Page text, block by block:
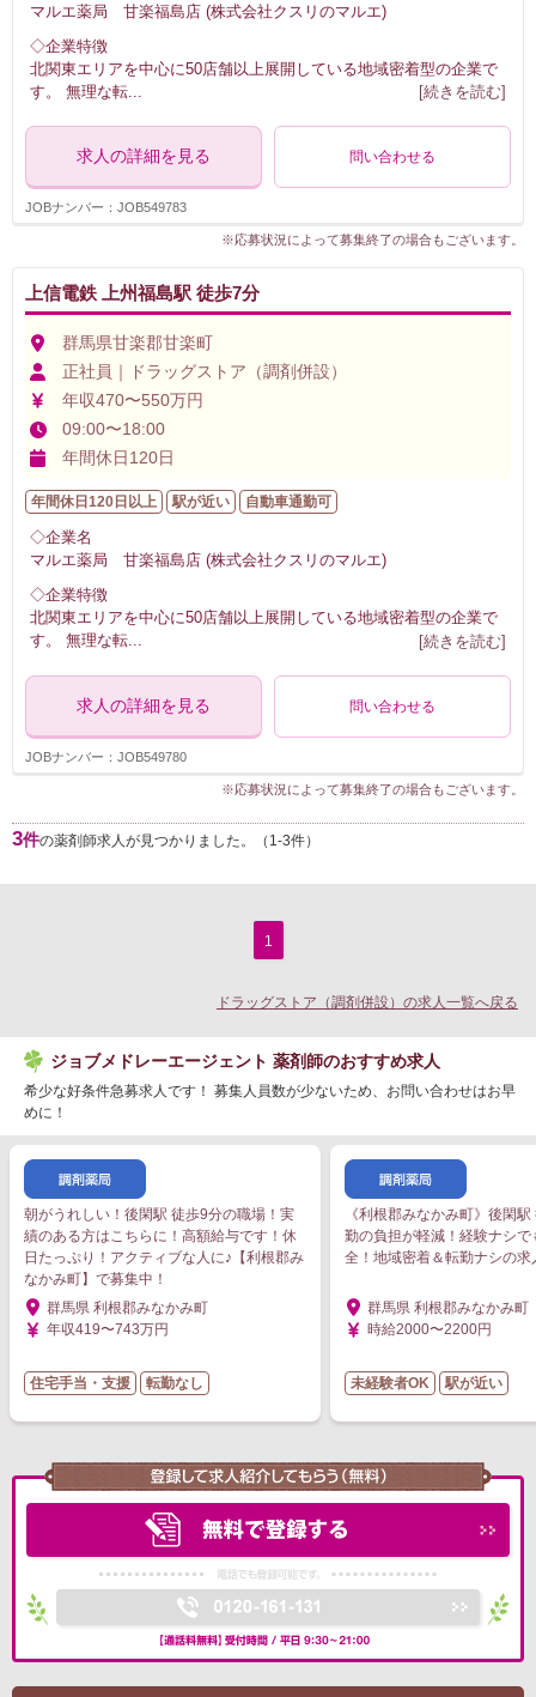
マルエ薬局 甘楽福島店 (株式会社クスリのマルエ)
◇企業特徴
北関東エリアを中心に50店舗以上展開している地域密着型の企業で
す。 無理な転
[続きを読む]
求人の詳細を見る 問い合わせる
JOBナンバー：JOB549783
※応募状況によって募集終了の場合もございます。
上信電鉄 上州福島駅 徒歩7分
群馬県甘楽郡甘楽町
正社員｜ドラッグストア（調剤併設）
年収470〜550万円
09:00〜18:00
年間休日120日
年間休日120日以上 駅が近い 自動車通勤可
◇企業名
マルエ薬局 甘楽福島店 (株式会社クスリのマルエ)
◇企業特徴
北関東エリアを中心に50店舗以上展開している地域密着型の企業で
す。 無理な転... [続きを読む]
求人の詳細を見る 問い合わせる
JOBナンバー：JOB549780
※応募状況によって募集終了の場合もございます。
3件の薬剤師求人が見つかりました。（1-3件）
1
ドラッグストア（調剤併設）の求人一覧へ戻る
ジョブメドレーエージェント 薬剤師のおすすめ求人
希少な好条件急募求人です！ 募集人員数が少ないため、お問い合わせはお早
めに！
朝がうれしい！後閑駅 徒歩9分の職場！実
績のある方はこちらに！高額給与です！休
日たっぷり！アクティブな人に♪【利根郡み
なかみ町】で募集中！
群馬県 利根郡みなかみ町
年収419〜743万円
住宅手当・支援 転勤なし
《利根郡みなかみ町》後閑
勤の負担が軽減！経験ナシで
全！地域密着＆転勤ナシの求
群馬県 利根郡みなかみ町
時給2000〜2200円
未経験者OK 駅が近い